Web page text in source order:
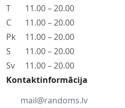
T
11.00 – 20.00
C
11.00 – 20.00
Pk
11.00 – 20.00
S
11.00 – 20.00
Sv
11.00 – 20.00
Kontaktinformācija
mail@randoms.lv